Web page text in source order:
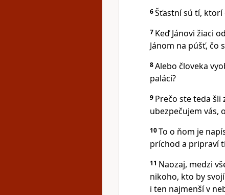
6Šťastní sú tí,
7 Keď Jánovi žiaci
Jánom na púšť, čo
8Alebo človeka
paláci?
9 Prečo ste teda šli
ubezpečujem vás,
10To o ňom je
príchod a pripraví
11 Naozaj, medzi
nikoho, kto by
i ten najmenší v